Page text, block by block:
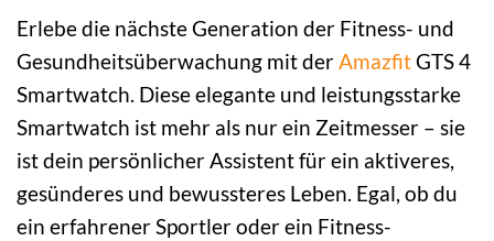
Erlebe die nächste Generation der Fitness- und
Gesundheitsüberwachung mit derAmazfitGTS 4
Smartwatch. Diese elegante und leistungsstarke
Smartwatch ist mehr als nur ein Zeitmesser – sie
ist dein persönlicher Assistent für ein aktiveres,
gesünderes und bewussteres Leben. Egal, ob du
ein erfahrener Sportler oder ein Fitness-